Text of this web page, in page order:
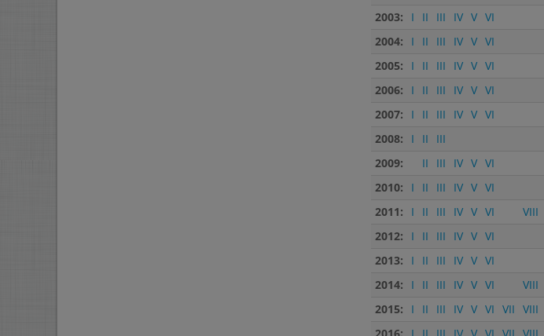
2003:
I II III IV V VI
2004:
I II III IV V VI
2005:
I II III IV V VI
2006:
I II III IV V VI
2007:
I II III IV V VI
2008:
I II
III
2009:
II III IV V VI
2010:
I II III IV V VI
2011:
I II III IV V VI VIII
2012:
I II III IV V VI
2013:
I II III IV V VI
2014:
I II III IV V VI VIII
2015:
I II III IV V VI VII VIII